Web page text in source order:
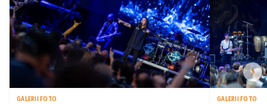
GALERII FOTO GALERII FOTO